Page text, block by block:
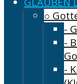
○
-
-
-